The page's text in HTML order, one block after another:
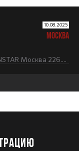
10.08.2025
МОСКВА
Москва 226.docx